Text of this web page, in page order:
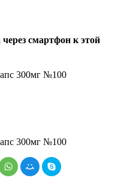
смартфон к этой
300мг №100
300мг №100